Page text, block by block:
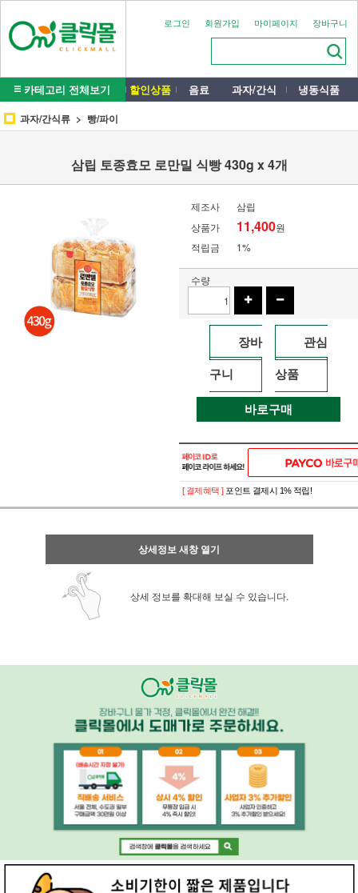
로그인 회원가입 마이페이지 장바구니
카테고리 전체보기 할인상품 음료 과자/간식 냉동식품
과자/간식류 빵/파이
삼립 토종효모 로만밀 식빵 430g x 4개
제조사
삼립
상품가
11,400원
적립금
1%
수량
장바
구니
관심
상품
바로구매
페이코 ID로 페
[ 결제혜택 ] 포인트 결제시 1% 적립!
상세정보 새창 열기
상세 정보를 확대해 보실 수 있습니다.